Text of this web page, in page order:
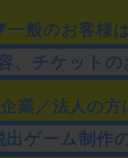
般のお客様
、チケット
業／法人の方
出ゲーム制作